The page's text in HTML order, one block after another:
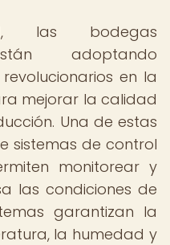
las bodegas
adoptando
en la
mejorar la calidad
Una de estas
sistemas de control
monitorear y
las condiciones de
garantizan la
la humedad y